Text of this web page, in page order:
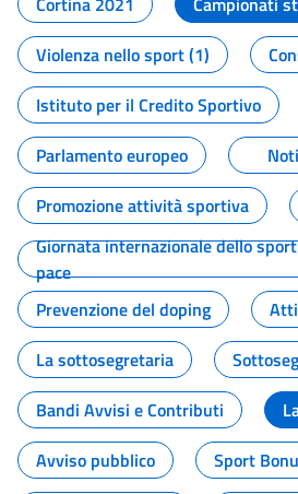
Violenza nello sport (1)
Istituto per il Credito Sportivo
Parlamento europeo
Promozione attività sportiva
Giornata internazionale dello
pace
Prevenzione del doping
La sottosegretaria
Bandi Avvisi e Contributi
Avviso pubblico
Sport